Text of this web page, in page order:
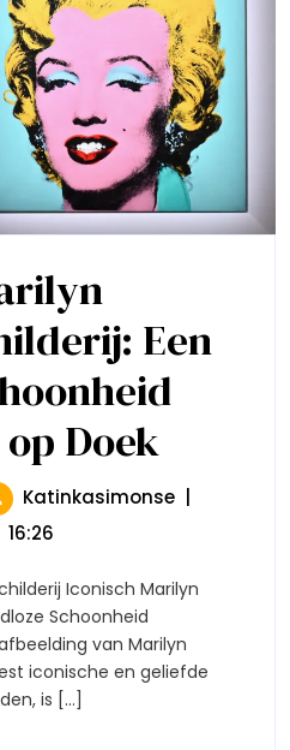
Een
DoekMarilyn
Schilderij:
Vastgelegd
Op
Doek
KatinkasimonseIconisch
Schilderij:
Een
Schoonheid
Vastgelegd
16:26
Schoonheid
van Marilyn
iconische en geliefde
is [...]